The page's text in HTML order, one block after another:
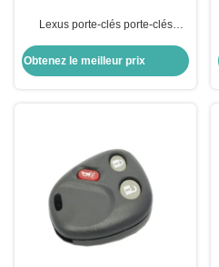
Lexus porte-clés porte-clés
légère à distance coque lame
noire boîtier de transpondeur 40
Obtenez le meilleur prix